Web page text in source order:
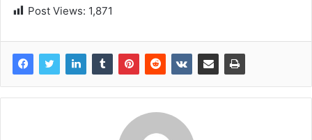
Post Views: 1,871